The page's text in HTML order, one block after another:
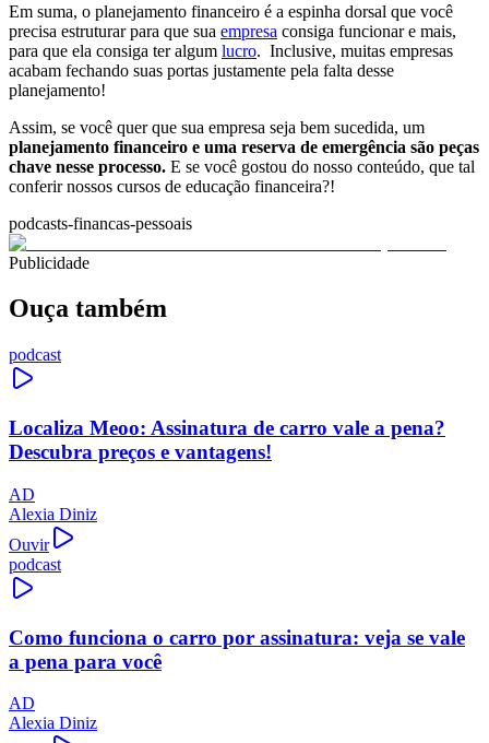
Em suma, o planejamento financeiro é a espinha dorsal que você
precisa estruturar para que sua empresa consiga funcionare mais,
para que ela consiga ter algum lucro. Inclusive, muitas empresas
acabam fechando suas portas justamente pela falta desse
planejamento!
Assim, se você quer que sua empresa seja bem sucedida, um
planejamento financeiro e uma reserva de emergência são peças
chave nesse processo. E se você gostou do nosso conteúdo, que tal
conferir nossos cursos de educação financeira?!
podcasts-financas-pessoais
Publicidade
Ouça também
podcast
Localiza Meoo: Assinatura de carro vale a pena?
Descubra preços e vantagens!
AD
Alexia Diniz
Ouvir
podcast
Como funciona o carro por assinatura: veja se vale
a pena para você
AD
Alexia Diniz